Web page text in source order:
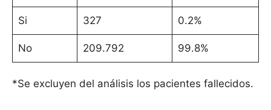
Si 327 0.2%
No 209.792 99.8%
*Se excluyen del análisis los pacientes fallecidos.